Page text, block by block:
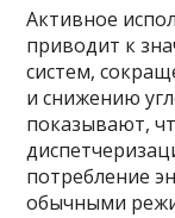
Активное
приводит к
систем,
и снижению
показывают,
потребление
обычными